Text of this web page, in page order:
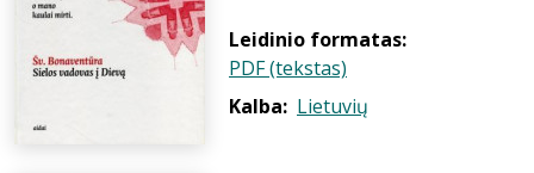
Leidinio formatas:
PDF (tekstas)
Kalba: Lietuvių